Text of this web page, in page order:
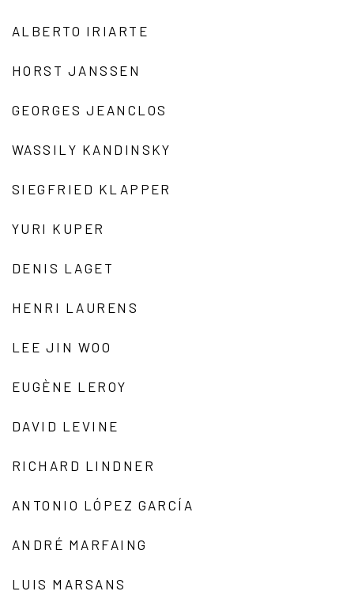
ALBERTO IRIARTE
HORST JANSSEN
GEORGES JEANCLOS
WASSILY KANDINSKY
SIEGFRIED KLAPPER
YURI KUPER
DENIS LAGET
HENRI LAURENS
LEE JIN WOO
EUGÈNE LEROY
DAVID LEVINE
RICHARD LINDNER
ANTONIO LÓPEZ GARCÍA
ANDRÉ MARFAING
LUIS MARSANS